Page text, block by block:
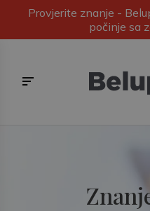
Provjerite znanje -
počinje sa